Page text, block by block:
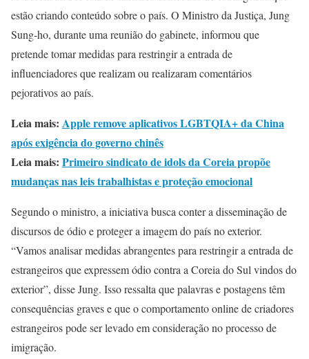
estão criando conteúdo sobre o país. O Ministro da Justiça, Jung
Sung-ho, durante uma reunião do gabinete, informou que
pretende tomar medidas para restringir a entrada de
influenciadores que realizam ou realizaram comentários
pejorativos ao país.
Leia mais: Apple remove aplicativos LGBTQIA+ da China
após exigência do governo chinês
Leia mais: Primeiro sindicato de idols da Coreia propõe
mudanças nas leis trabalhistas e proteção emocional
Segundo o ministro, a iniciativa busca conter a disseminação de
discursos de ódio e proteger a imagem do país no exterior.
“Vamos analisar medidas abrangentes para restringir a entrada de
estrangeiros que expressem ódio contra a Coreia do Sul vindos do
exterior”, disse Jung. Isso ressalta que palavras e postagens têm
consequências graves e que o comportamento online de criadores
estrangeiros pode ser levado em consideração no processo de
imigração.